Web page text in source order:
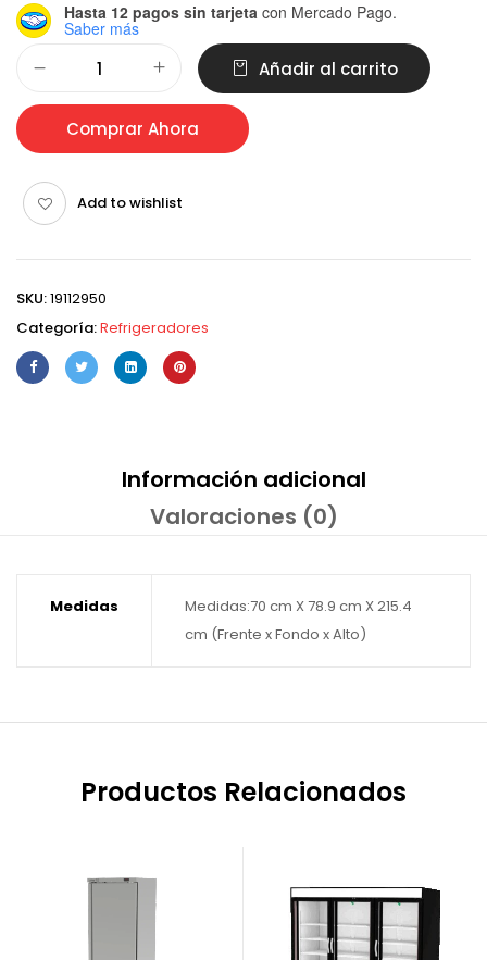
Hasta 12 pagos sin tarjeta con Mercado Pago.
Saber más
Añadir al carrito
Comprar Ahora
Add to wishlist
SKU:19112950
Categoría:Refrigeradores
Información adicional
Valoraciones (0)
Medidas
Medidas:70 cm X 78.9 cm X 215.4
cm (Frente x Fondo x Alto)
Productos Relacionados